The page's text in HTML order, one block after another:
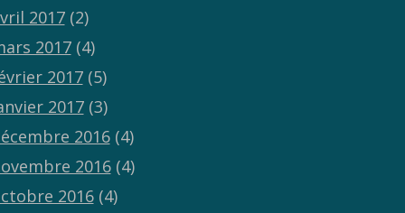
2017(2)
2017(4)
2017(5)
2017(3)
2016(4)
2016(4)
2016(4)